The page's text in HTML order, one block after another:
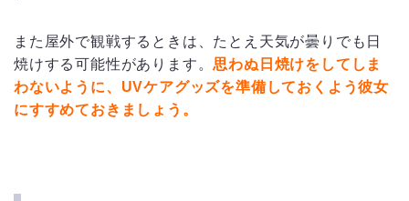
また屋外で観戦するときは、たとえ天気が曇りでも日
焼けする可能性があります。思わぬ日焼けをしてしま
わないように、UVケアグッズを準備しておくよう彼女
にすすめておきましょう。